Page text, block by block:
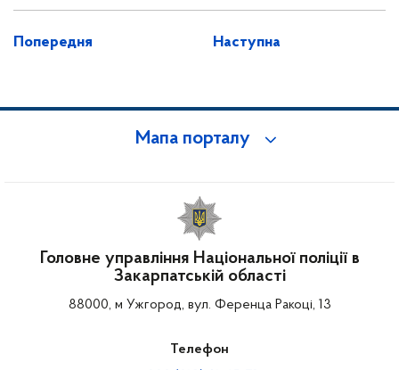
Попередня Наступна
Мапа порталу
Головне управління Національної поліції в
Закарпатській області
88000, м Ужгород, вул. Ференца Ракоці, 13
Телефон